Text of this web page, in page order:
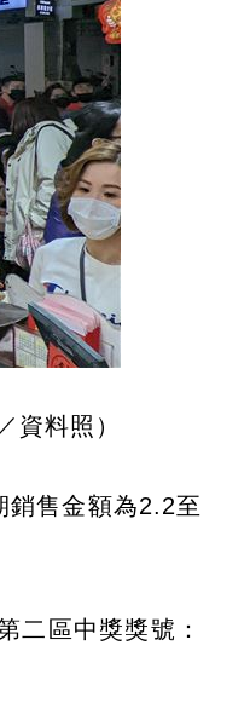
料照）
銷售金額為2.2至
二區中獎獎號：